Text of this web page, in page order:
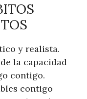
y realista.
la capacidad
contigo.
contigo